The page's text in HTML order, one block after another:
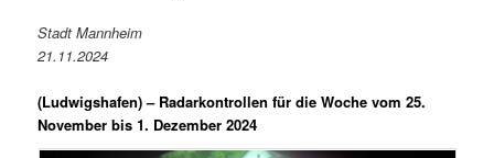
Stadt Mannheim
21.11.2024
(Ludwigshafen) – Radarkontrollen für die Woche vom 25.
November bis 1. Dezember 2024